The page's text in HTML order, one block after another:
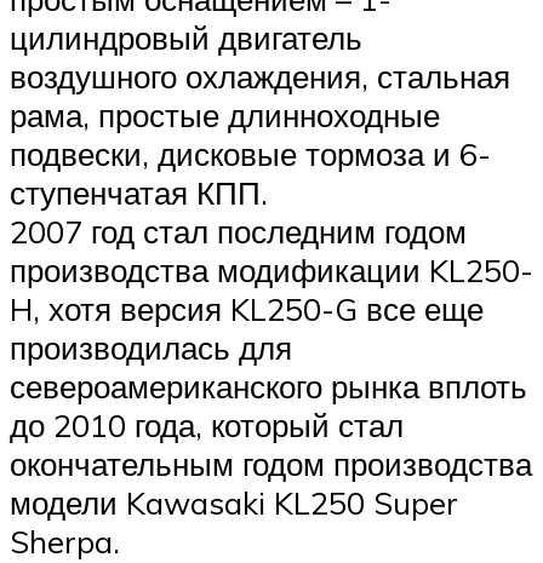
цилиндровый двигатель
воздушного охлаждения, стальная
рама, простые длинноходные
подвески, дисковые тормоза и 6-
ступенчатая КПП.
2007 год стал последним годом
производства модификации KL250-
H, хотя версия KL250-G все еще
производилась для
североамериканского рынка вплоть
до 2010 года, который стал
окончательным годом производства
модели Kawasaki KL250 Super
Sherpa.